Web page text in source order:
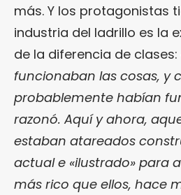
más. Y los protagonistas
industria del ladrillo es la
de la diferencia de clases:
funcionaban las cosas, y
probablemente habían
razonó. Aquí y ahora,
estaban atareados
actual e «ilustrado» para
más rico que ellos, hace